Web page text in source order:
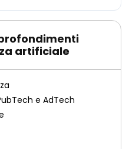
artificiale
e AdTech